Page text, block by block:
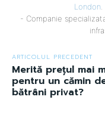
London
- Companie
ARTICOLUL PRECEDENT
Merită prețul mai
pentru un cămin
bătrâni privat?